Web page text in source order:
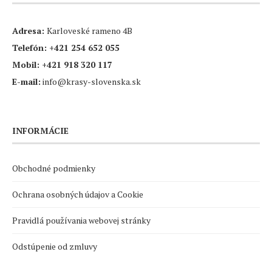
Adresa: Karloveské rameno 4B
Telefón: +421 254 652 055
Mobil: +421 918 320 117
E-mail: info@krasy-slovenska.sk
INFORMÁCIE
Obchodné podmienky
Ochrana osobných údajov a Cookie
Pravidlá používania webovej stránky
Odstúpenie od zmluvy